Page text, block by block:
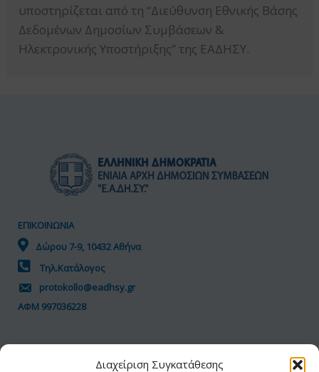
Διαχείριση Συγκατάθεσης
υποστηρίζεται από τη “Διεύθυνση Εθνικής Βάσης
Δεδομένων Δημοσίων Συμβάσεων &
Ηλεκτρονικής Υποστήριξης” της ΕΑΔΗΣΥ.
ΕΠΙΚΟΙΝΩΝΙΑ
Δώρου 7-9, 10432 Αθήνα
Τηλ.Κατάλογος
protokollo@eadhsy.gr
ΑΦΜ 997036228